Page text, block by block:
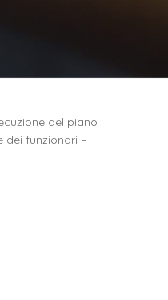
del piano
dei funzionari –